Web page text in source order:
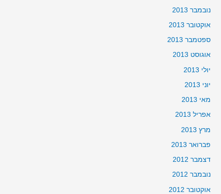
נובמבר 2013
אוקטובר 2013
ספטמבר 2013
אוגוסט 2013
יולי 2013
יוני 2013
מאי 2013
אפריל 2013
מרץ 2013
פברואר 2013
דצמבר 2012
נובמבר 2012
אוקטובר 2012